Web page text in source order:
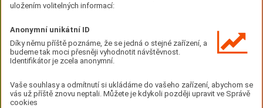
uložením volitelných informací:
Anonymní unikátní ID
Díky němu příště poznáme, že se jedná o stejné zařízení, a
budeme tak moci přesněji vyhodnotit návštěvnost.
Identifikátor je zcela anonymní.
Vaše souhlasy a odmítnutí si ukládáme do vašeho zařízení, abychom se
vás už příště znovu neptali. Můžete je kdykoli později upravit ve Správě
cookies